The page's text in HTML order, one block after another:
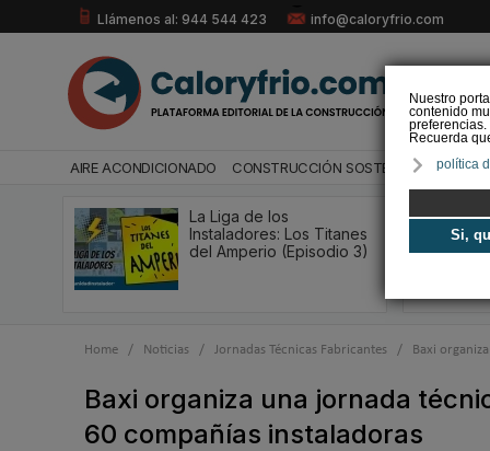
Nuestro
contenido
preferencias.
Recuerda
política
Si,
Llámenos al: 944 544 423 info@caloryfrio.com
AIRE ACONDICIONADO CONSTRUCCIÓN SOSTENIBLE
La Liga de los
Instaladores: Los Titanes
del Amperio (Episodio 3)
Home / Noticias / Jornadas Técnicas Fabricantes / Baxi
Baxi organiza una jornada
60 compañías instaladoras